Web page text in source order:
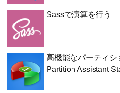
Sassで演算を行う
高機能なパーティシ
Partition Assistant